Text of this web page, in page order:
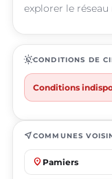
explorer le réseau
routineCONDITIONS DE
Conditions
near_meCOMMUNES
place Pamiers